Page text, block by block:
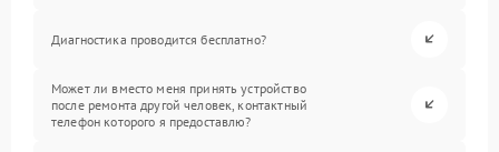
Диагностика проводится бесплатно?
Может ли вместо меня принять устройство
после ремонта другой человек, контактный
телефон которого я предоставлю?